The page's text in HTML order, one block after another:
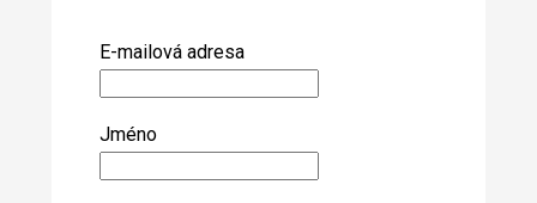
E-mailová adresa
Jméno